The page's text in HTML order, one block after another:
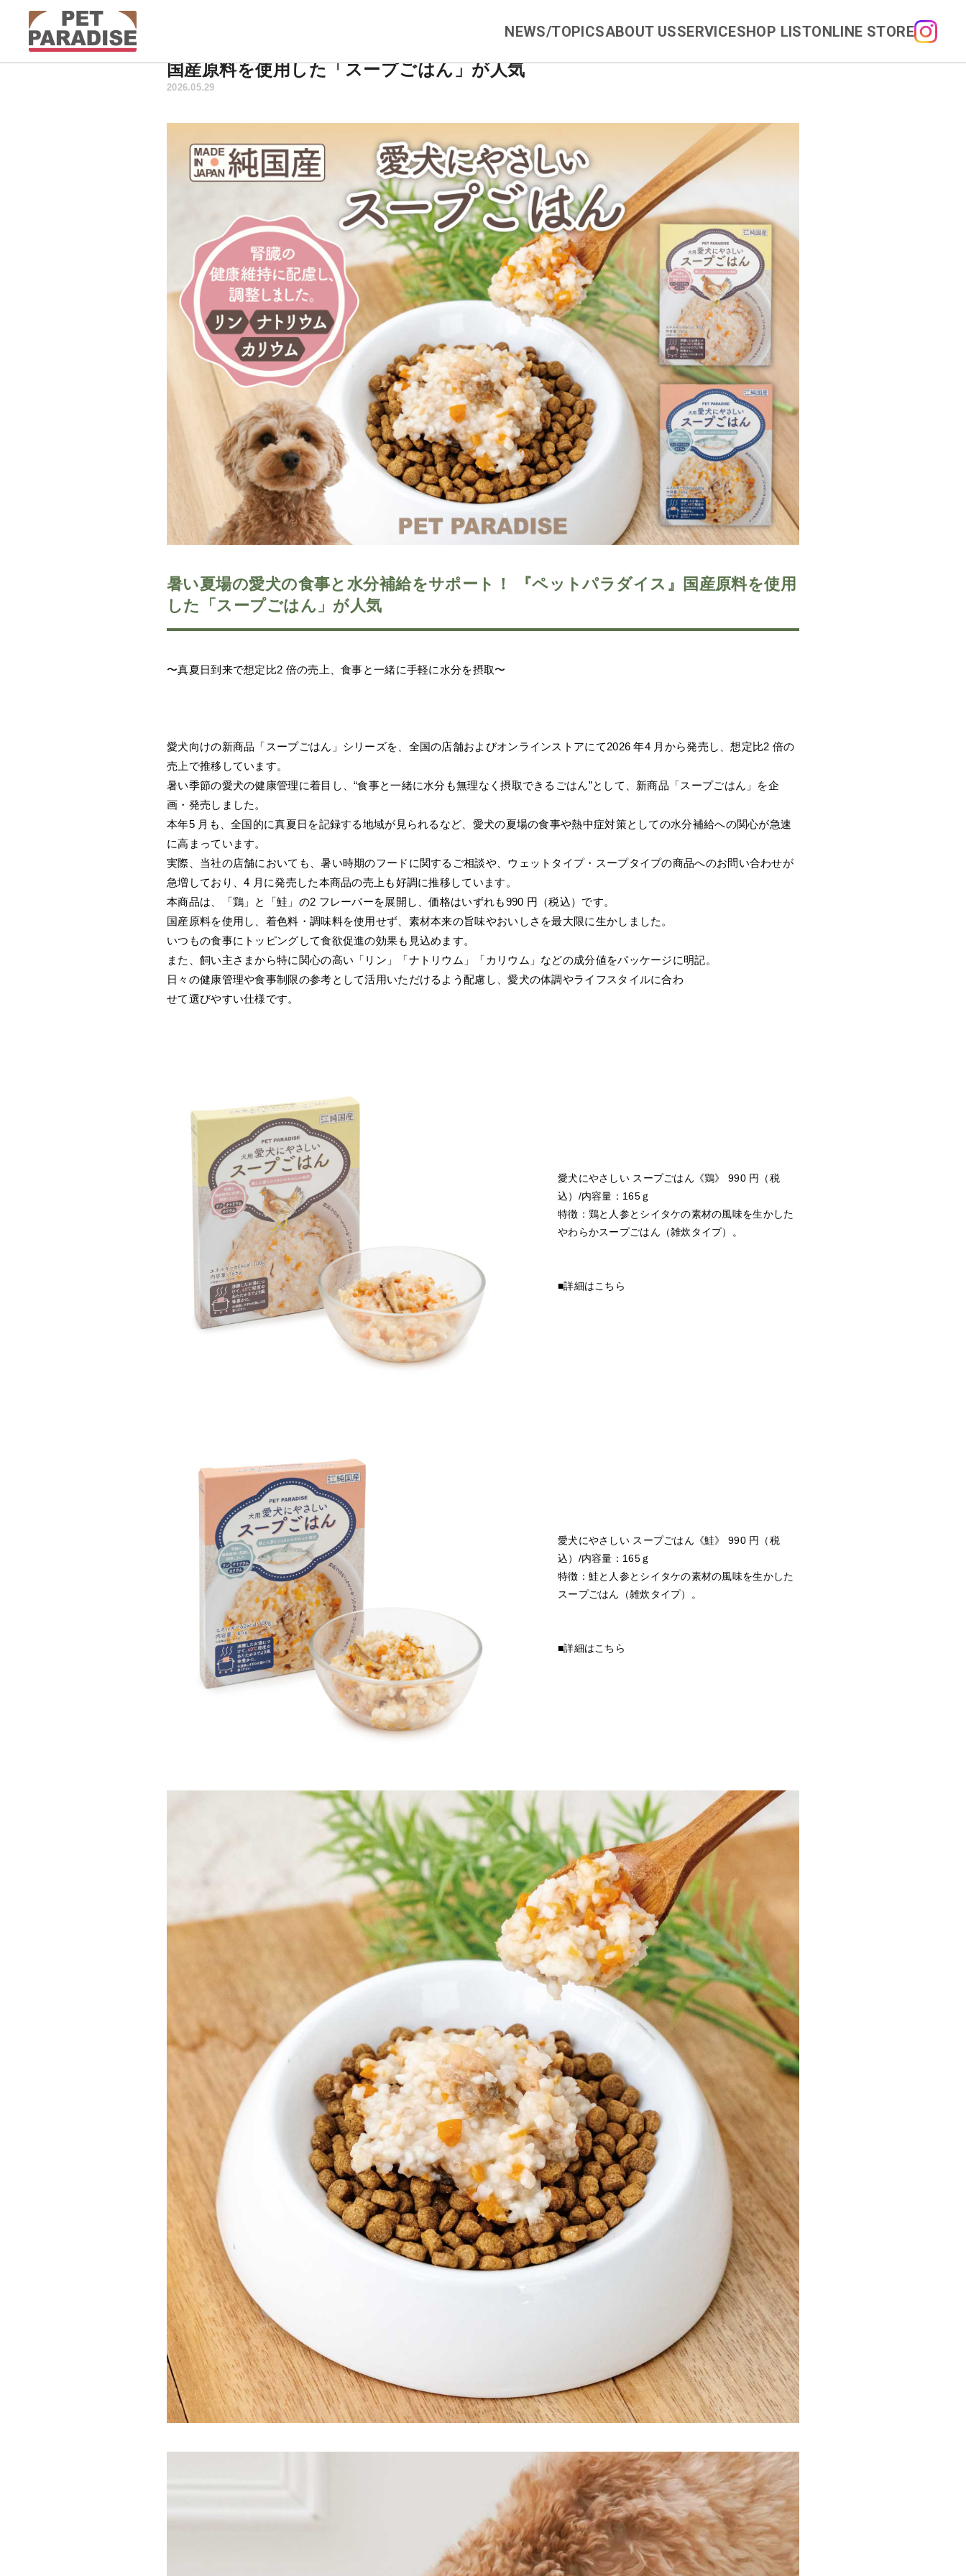
NEWS/TOPICSABOUT USSERVICESHOP LISTONLINE STORE
国産原料を使用した「スープごはん」が人気
2026.05.29
暑い夏場の愛犬の食事と水分補給をサポート！ 『ペットパラダイス』国産原料を使用
した「スープごはん」が人気
〜真夏日到来で想定比2 倍の売上、食事と一緒に手軽に水分を摂取〜
愛犬向けの新商品「スープごはん」シリーズを、全国の店舗およびオンラインストアにて2026 年4 月から発売し、想定比2 倍の
売上で推移しています。
暑い季節の愛犬の健康管理に着目し、“食事と一緒に水分も無理なく摂取できるごはん”として、新商品「スープごはん」を企
画・発売しました。
本年5 月も、全国的に真夏日を記録する地域が見られるなど、愛犬の夏場の食事や熱中症対策としての水分補給への関心が急速
に高まっています。
実際、当社の店舗においても、暑い時期のフードに関するご相談や、ウェットタイプ・スープタイプの商品へのお問い合わせが
急増しており、4 月に発売した本商品の売上も好調に推移しています。
本商品は、「鶏」と「鮭」の2 フレーバーを展開し、価格はいずれも990 円（税込）です。
国産原料を使用し、着色料・調味料を使用せず、素材本来の旨味やおいしさを最大限に生かしました。
いつもの食事にトッピングして食欲促進の効果も見込めます。
また、飼い主さまから特に関心の高い「リン」「ナトリウム」「カリウム」などの成分値をパッケージに明記。
日々の健康管理や食事制限の参考として活用いただけるよう配慮し、愛犬の体調やライフスタイルに合わ
せて選びやすい仕様です。
愛犬にやさしい スープごはん《鶏》 990 円（税
込）/内容量：165ｇ
特徴：鶏と人参とシイタケの素材の風味を生かした
やわらかスープごはん（雑炊タイプ）。
■詳細はこちら
愛犬にやさしい スープごはん《鮭》 990 円（税
込）/内容量：165ｇ
特徴：鮭と人参とシイタケの素材の風味を生かした
スープごはん（雑炊タイプ）。
■詳細はこちら